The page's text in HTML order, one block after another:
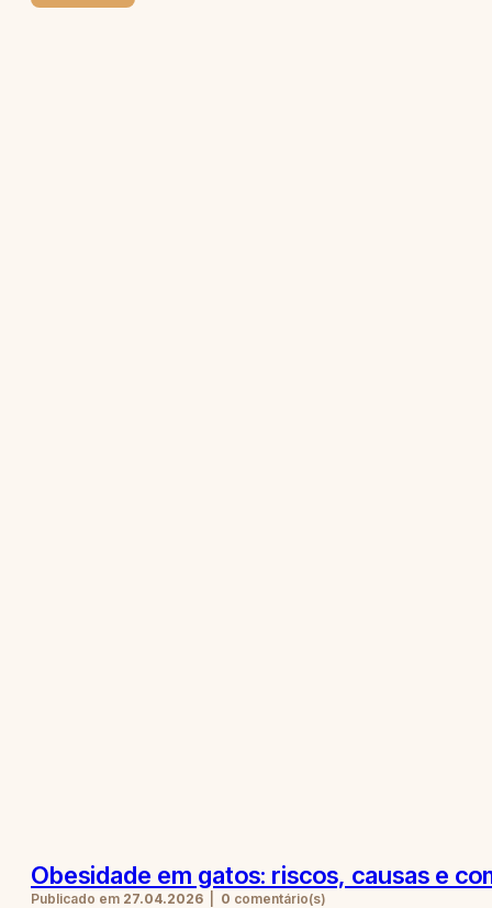
Obesidade em gatos: riscos, causas e
Publicado em 27.04.2026 0 comentário(s)